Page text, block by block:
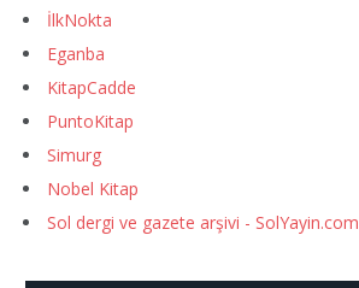
İlkNokta
Eganba
KitapCadde
PuntoKitap
Simurg
Nobel Kitap
Sol dergi ve gazete arşivi - SolYayin.com